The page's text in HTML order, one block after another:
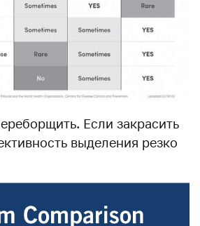
Если закрасить
выделения резко